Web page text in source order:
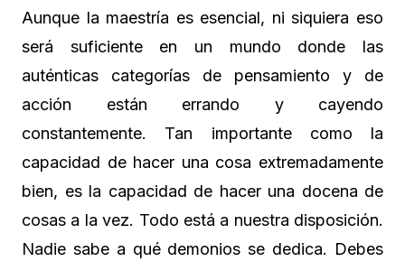
Aunque la maestría es esencial, ni siquiera eso
será suficiente en un mundo donde las
auténticas categorías de pensamiento y de
acción están errando y cayendo
constantemente. Tan importante como la
capacidad de hacer una cosa extremadamente
bien, es la capacidad de hacer una docena de
cosas a la vez. Todo está a nuestra disposición.
Nadie sabe a qué demonios se dedica. Debes